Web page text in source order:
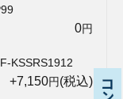
0円
KSSRS1912
+7,150円(税込)